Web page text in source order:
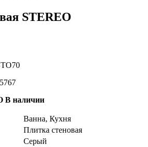
STEREO
В наличии
Ванна, Кухня
Плитка стеновая
Серый